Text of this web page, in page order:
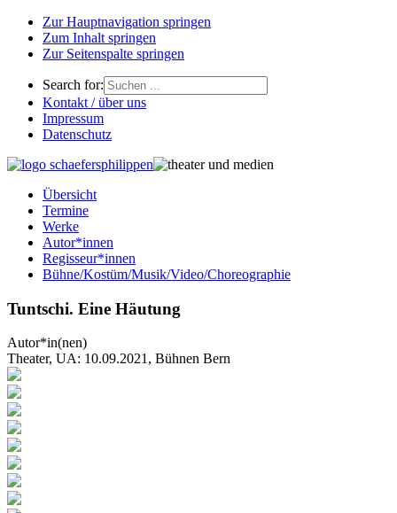
Zur Hauptnavigation springen
Zum Inhalt springen
Zur Seitenspalte springen
Search for:
Kontakt / über uns
Impressum
Datenschutz
Übersicht
Termine
Werke
Autor*innen
Regisseur*innen
Bühne/Kostüm/Musik/Video/Choreographie
Tuntschi. Eine Häutung
Autor*in(nen)
Theater, UA: 10.09.2021, Bühnen Bern